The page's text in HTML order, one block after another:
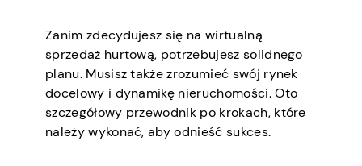
Zanim zdecydujesz się na wirtualną
sprzedaż hurtową, potrzebujesz solidnego
planu. Musisz także zrozumieć swój rynek
docelowy i dynamikę nieruchomości. Oto
szczegółowy przewodnik po krokach, które
należy wykonać, aby odnieść sukces.